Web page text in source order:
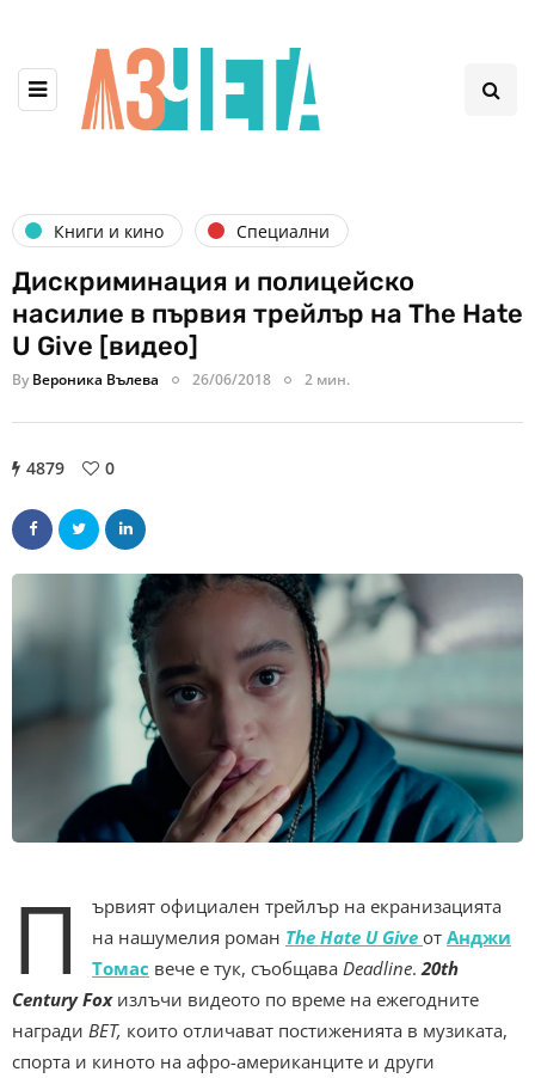
Книги и кино Специални
Дискриминация и полицейско
насилие в първия трейлър на The Hate
U Give [видео]
By Вероника Вълева 26/06/2018 2 мин.
4879 0
П
ървият официален трейлър на екранизацията
на нашумелия роман The Hate U Give от Анджи
Томас вече е тук, съобщава Deadline. 20th
Century Foxизлъчи видеото по време на ежегодните
награди BET, които отличават постиженията в музиката,
спорта и киното на афро-американците и други